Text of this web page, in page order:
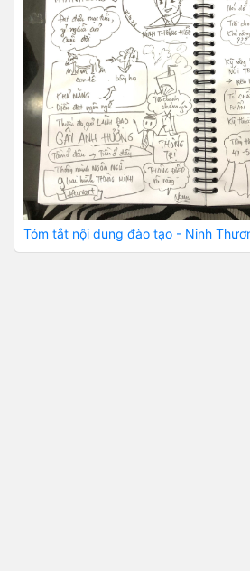
Tóm tắt nội dung đào tạo - Ninh